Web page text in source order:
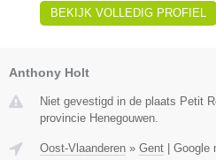
BEKIJK VOLLEDIG PROFIEL
Anthony Holt
Niet gevestigd in de plaats Petit
provincie Henegouwen.
Oost-Vlaanderen » Gent Google